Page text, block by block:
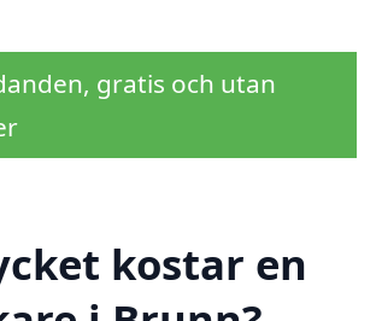
gratis och utan
kostar en